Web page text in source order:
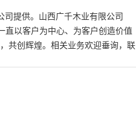
提供。山西广千木业有限公司
直以客户为中心、为客户创造价值
共创辉煌。相关业务欢迎垂询，联